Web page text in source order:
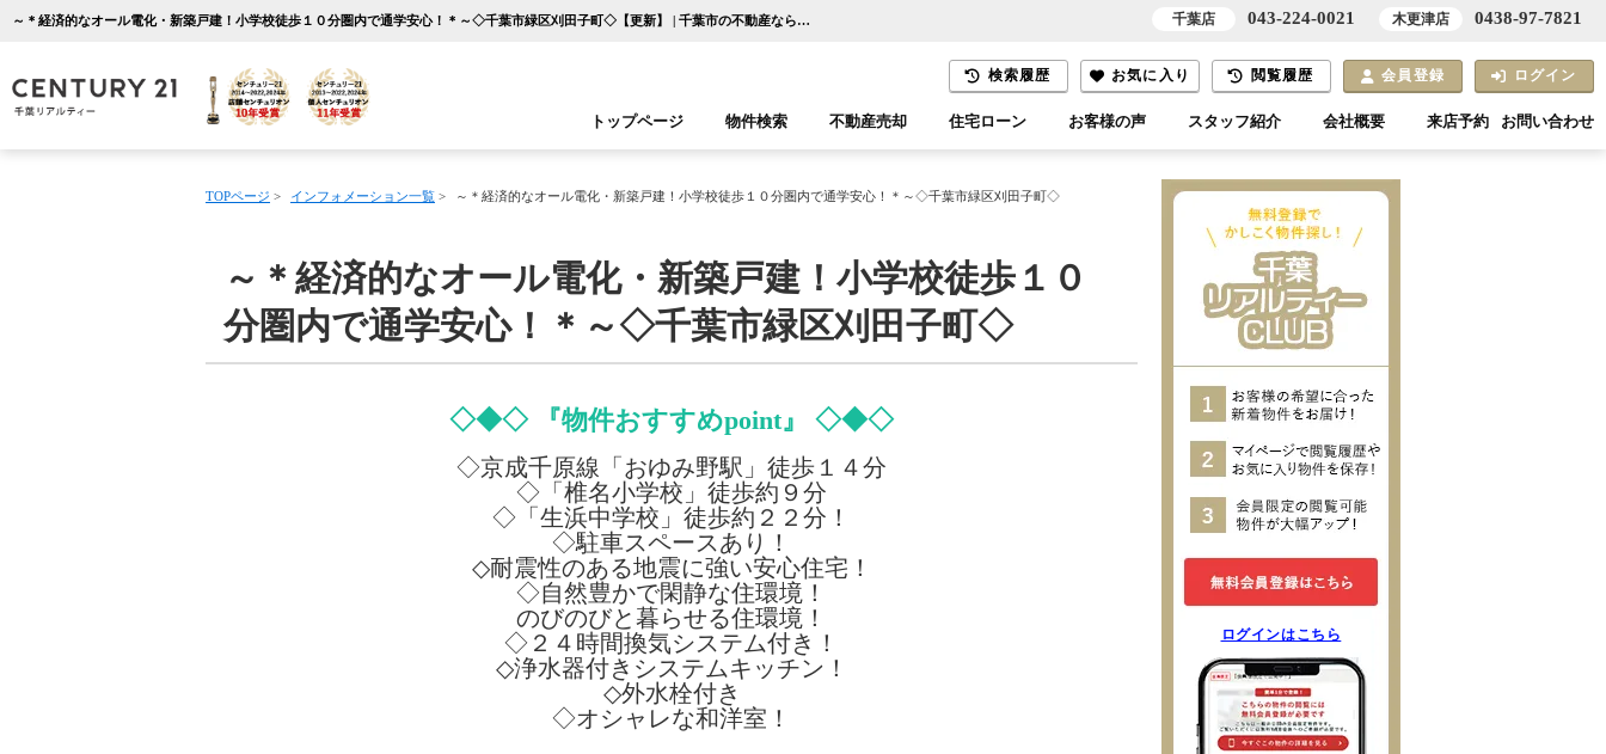
～＊経済的なオール電化・新築戸建！小学校徒歩１０分圏内で通学安心！＊～◇千葉市緑区刈田子町◇【更新】 | 千葉市の不動産ならセンチュリー21千葉リアルティー
検索履歴 お気に入り 閲覧履歴 会員登録 ログイン
トップページ 物件検索
千葉エリア 木更津エリア
不動産売却 住宅ローン お客様の声 スタッフ紹介 会社概要 来店予約 お問い合わせ
TOPページ > インフォメーション一覧 > ～＊経済的なオール電化・新築戸建！小学校徒歩１０分圏内で通学安心！＊～◇千葉市緑区刈田子町◇
～＊経済的なオール電化・新築戸建！小学校徒歩１０
分圏内で通学安心！＊～◇千葉市緑区刈田子町◇
◇◆◇ 『物件おすすめpoint』 ◇◆◇
◇京成千原線「おゆみ野駅」徒歩１４分
◇「椎名小学校」徒歩約９分
◇「生浜中学校」徒歩約２２分！
◇駐車スペースあり！
◇耐震性のある地震に強い安心住宅！
◇自然豊かで閑静な住環境！
のびのびと暮らせる住環境！
◇２４時間換気システム付き！
◇浄水器付きシステムキッチン！
◇外水栓付き
◇オシャレな和洋室！
ログインはこちら
千葉店 043-224-0021 木更津店 0438-97-7821